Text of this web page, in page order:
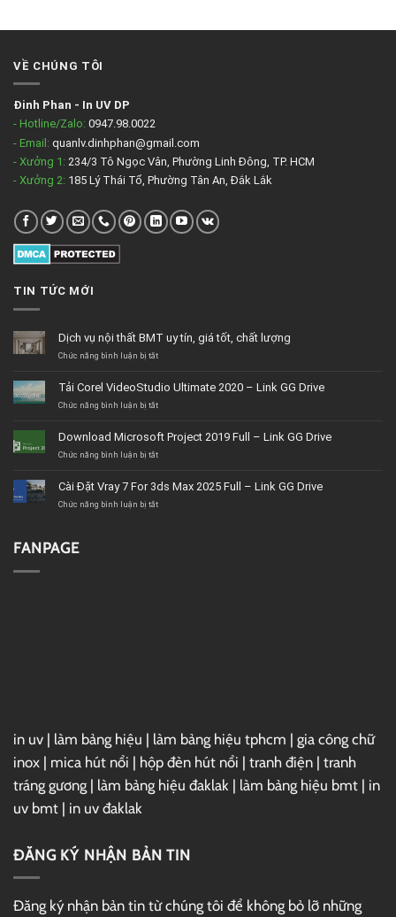
VỀ CHÚNG TÔI
Đinh Phan - In UV DP
- Hotline/Zalo: 0947.98.0022
- Email: quanlv.dinhphan@gmail.com
- Xưởng 1: 234/3 Tô Ngọc Vân, Phường Linh Đông, TP. HCM
- Xưởng 2: 185 Lý Thái Tổ, Phường Tân An, Đắk Lắk
TIN TỨC MỚI
Dịch vụ nội thất BMT uy tín, giá tốt, chất lượng
Chức năng bình luận bị tắtở
nội
thất
tín,
giá
lượng
Tải Corel VideoStudio Ultimate 2020 – Link GG Drive
Chức năng bình luận bị tắtở
VideoStudio
Ultimate
Link
GG
Download Microsoft Project 2019 Full – Link GG Drive
Chức năng bình luận bị tắtở
Project
2019
Cài Đặt Vray 7 For 3ds Max 2025 Full – Link GG Drive
Chức năng bình luận bị tắtở
FANPAGE
in uv | làm bảng hiệu | làm bảng hiệu tphcm | gia công chữ
inox | mica hút nổi | hộp đèn hút nổi | tranh điện | tranh
tráng gương | làm bảng hiệu đaklak | làm bảng hiệu bmt | in
uv bmt | in uv đaklak
ĐĂNG KÝ NHẬN BẢN TIN
Đăng ký nhận bản tin từ chúng tôi để không bỏ lỡ những